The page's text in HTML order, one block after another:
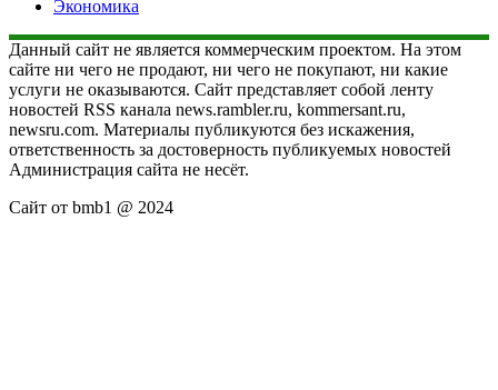
Экономика
Данный сайт не является коммерческим проектом. На этом
сайте ни чего не продают, ни чего не покупают, ни какие
услуги не оказываются. Сайт представляет собой ленту
новостей RSS канала news.rambler.ru, kommersant.ru,
newsru.com. Материалы публикуются без искажения,
ответственность за достоверность публикуемых новостей
Администрация сайта не несёт.
Сайт от bmb1 @ 2024